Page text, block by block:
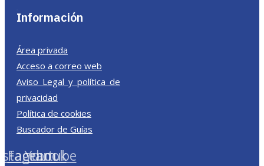
Información
Área privada
Acceso a correo web
Aviso Legal y política de
privacidad
Política de cookies
Buscador de Guías
Facebook
Youtube